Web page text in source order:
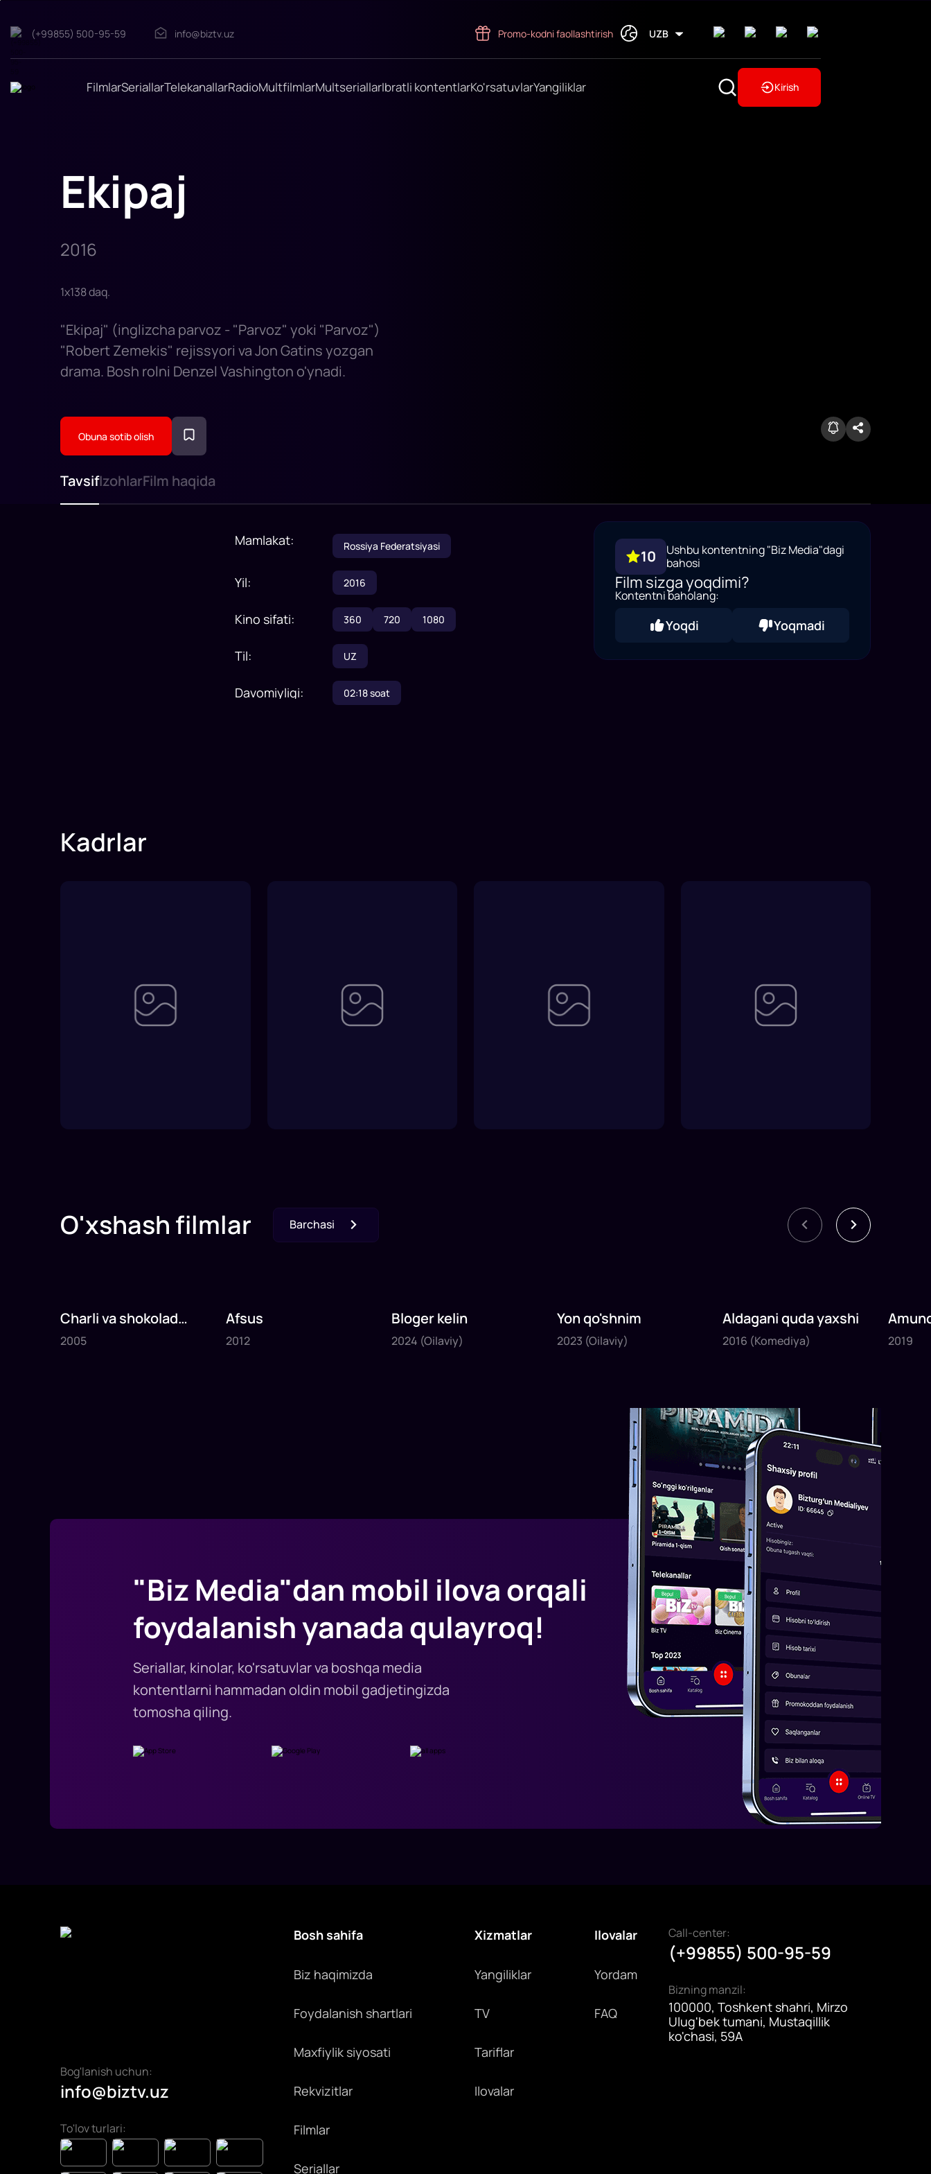
Ekipaj
"Ekipaj"
parvoz
yoki
(+99855) 500-95-59 info@biztv.uz Promo-kodni faollashtirish UZB
FilmlarSeriallarTelekanallarRadioMultfilmlarMultseriallarIbratli kontentlarKo'rsatuvlarYangiliklar Kirish
Ekipaj
2016
1x138daq.
"Ekipaj" (inglizcha parvoz - "Parvoz" yoki "Parvoz")
"Robert Zemekis" rejissyori va Jon Gatins yozgan
drama. Bosh rolni Denzel Vashington o'ynadi.
Obuna sotib olish
TavsifIzohlarFilm haqida
Mamlakat: Rossiya Federatsiyasi
Yil: 2016
Kino sifati: 360 720 1080
Til: UZ
Davomiyligi: 02:18soat
10
Ushbu kontentning "Biz Media"dagi
bahosi
Film sizga yoqdimi?
Kontentni baholang:
Yoqdi Yoqmadi
Kadrlar
O'xshash filmlar Barchasi
2005
1x75
Charli va shokolad
fabrikasi
2005
2012
1x80
Afsus
2012
2024
1x35daq.
Bloger kelin
2024 (Oilaviy)
2023
1x40daq.
Yon qo'shnim
2023 (Oilaviy)
2016
1x82daq.
Aldagani quda yaxshi
2016 (Komediya)
2019
1x120
2019
"Biz Media"dan mobil ilova orqali
foydalanish yanada qulayroq!
Seriallar, kinolar, ko'rsatuvlar va boshqa media
kontentlarni hammadan oldin mobil gadjetingizda
tomosha qiling.
Bog'lanish uchun:
info@biztv.uz
To'lov turlari:
Bosh sahifa
Biz haqimizda
Foydalanish shartlari
Maxfiylik siyosati
Rekvizitlar
Filmlar
Seriallar
Xizmatlar
Yangiliklar
TV
Tariflar
Ilovalar
Ilovalar
Yordam
FAQ
Call-center:
(+99855) 500-95-59
Bizning manzil:
100000, Toshkent shahri, Mirzo
Ulug'bek tumani, Mustaqillik
ko'chasi, 59A